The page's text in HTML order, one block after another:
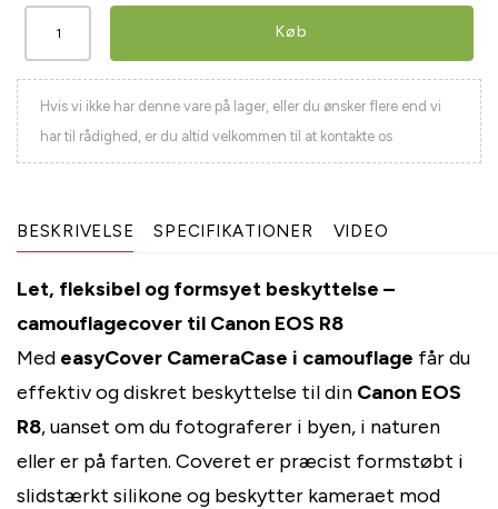
Køb
Hvis vi ikke har denne vare på lager, eller du ønsker flere end vi
har til rådighed, er du altid velkommen til at kontakte os
BESKRIVELSE SPECIFIKATIONER VIDEO
Let, fleksibel og formsyet beskyttelse –
camouflagecover til Canon EOS R8
Med easyCover CameraCase i camouflage får du
effektiv og diskret beskyttelse til din Canon EOS
R8, uanset om du fotograferer i byen, i naturen
eller er på farten. Coveret er præcist formstøbt i
slidstærkt silikone og beskytter kameraet mod